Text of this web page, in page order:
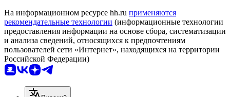
На информационном ресурсе hh.ru применяются
рекомендательные технологии (информационные технологии
предоставления информации на основе сбора, систематизации
и анализа сведений, относящихся к предпочтениям
пользователей сети «Интернет», находящихся на территории
Российской Федерации)